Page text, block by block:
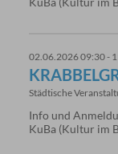
02.06.2026 09:30 -
Städtische
Info und
KuBa (Kultur im